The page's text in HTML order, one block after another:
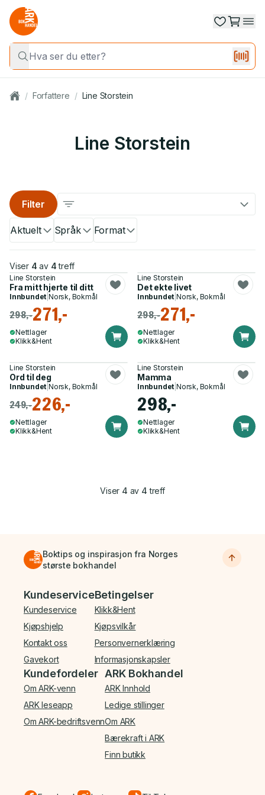
/ Forfattere / Line Storstein
Line Storstein
Aktuelt Språk Format
Filter
Viser 4 av 4 treff
Line Storstein
Fra mitt hjerte til ditt
Innbundet |Norsk, Bokmål
298,-271,-
Nettlager
Klikk&Hent
Line Storstein
Det ekte livet
Innbundet |Norsk, Bokmål
298,-271,-
Nettlager
Klikk&Hent
Line Storstein
Ord til deg
Innbundet |Norsk, Bokmål
249,-226,-
Nettlager
Klikk&Hent
Line Storstein
Mamma
Innbundet |Norsk, Bokmål
298,-
Nettlager
Klikk&Hent
Viser 4 av 4 treff
Boktips og inspirasjon fra Norges
største bokhandel
Bunnmeny
Kundeservice
Kundeservice
Kjøpshjelp
Kontakt oss
Gavekort
Betingelser
Klikk&Hent
Kjøpsvilkår
Personvernerklæring
Informasjonskapsler
Kundefordeler
Om ARK-venn
ARK leseapp
Om ARK-bedriftsvenn
ARK Bokhandel
ARK Innhold
Ledige stillinger
Om ARK
Bærekraft i ARK
Finn butikk